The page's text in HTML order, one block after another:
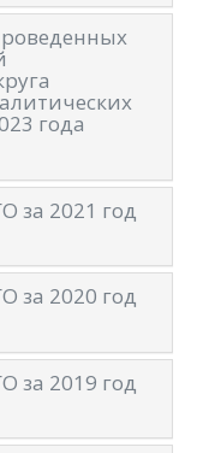
года
за 2021 год
за 2020 год
за 2019 год